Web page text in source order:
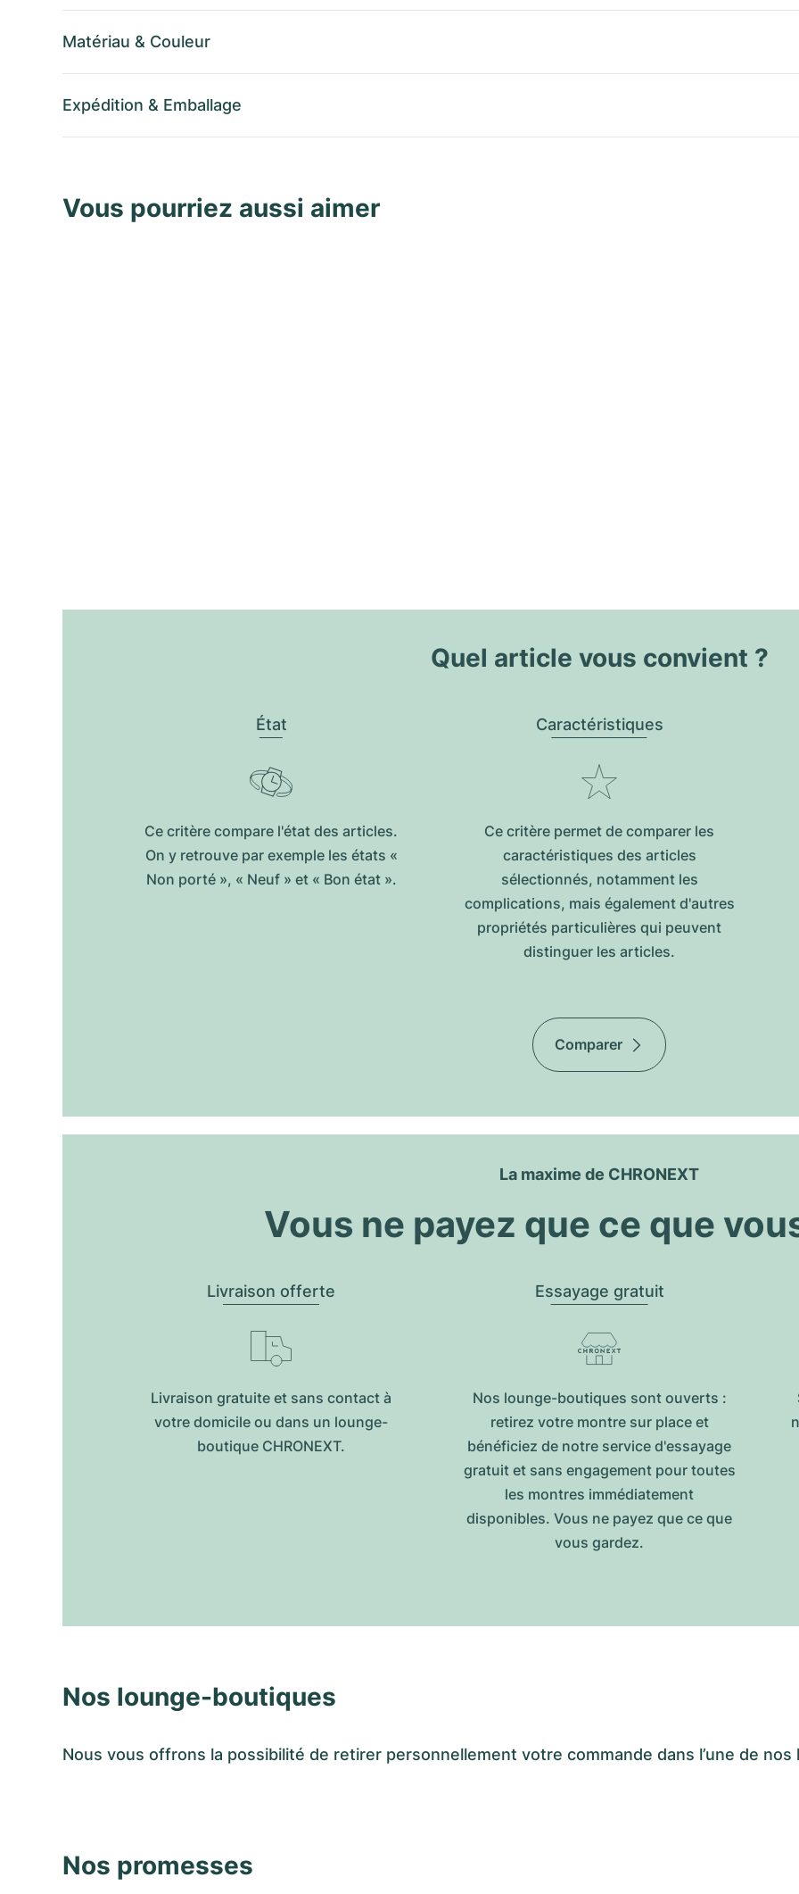
Matériau & Couleur
Expédition & Emballage
Vous pourriez aussi aimer
Quel article vous convient ?
État
Ce critère compare l'état des articles.
On y retrouve par exemple les états «
Non porté », « Neuf » et « Bon état ».
Caractéristiques
Ce critère permet de comparer les
caractéristiques des articles
sélectionnés, notamment les
complications, mais également d'autres
propriétés particulières qui peuvent
distinguer les articles.
Comparer
La maxime de CHRONEXT
Vous ne payez que ce que
Livraison offerte
Livraison gratuite et sans contact à
votre domicile ou dans un lounge-
boutique CHRONEXT.
Essayage gratuit
Nos lounge-boutiques sont ouverts :
retirez votre montre sur place et
bénéficiez de notre service d'essayage
gratuit et sans engagement pour toutes
les montres immédiatement
disponibles. Vous ne payez que ce que
vous gardez.
Nos lounge-boutiques
Nous vous offrons la possibilité de retirer personnellement votre commande dans l’une de nos
Nos promesses